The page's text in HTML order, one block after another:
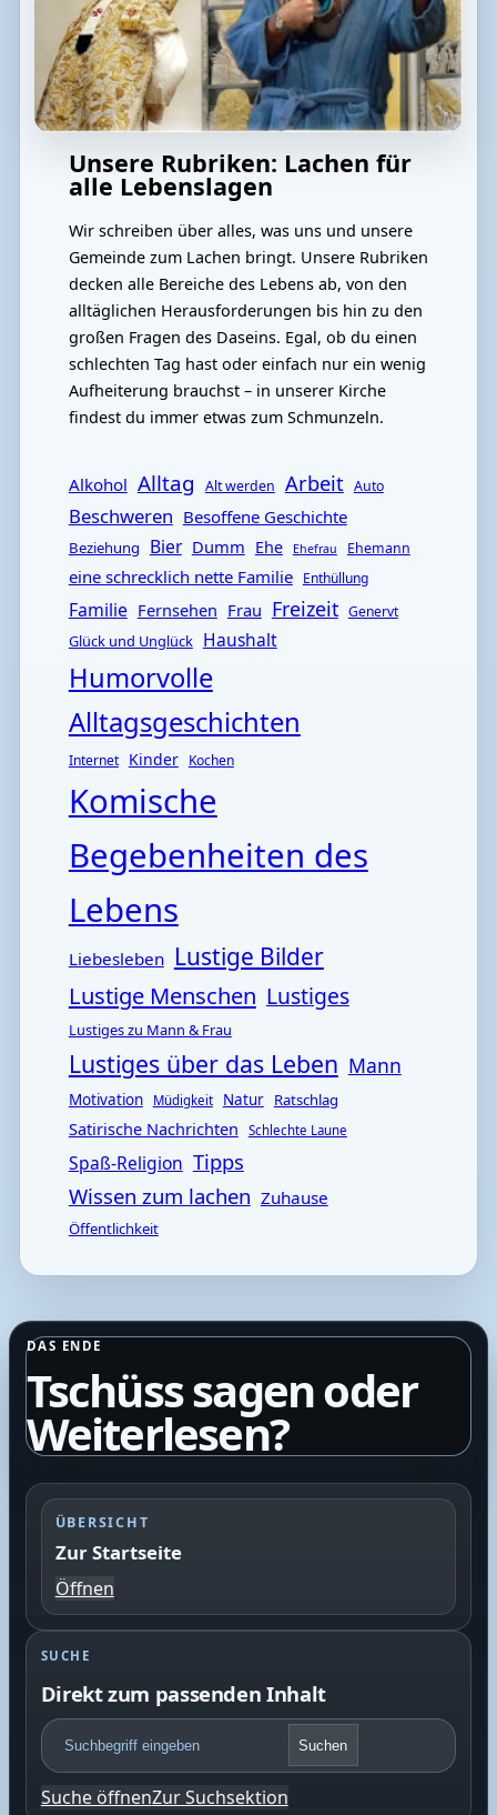
Unsere Rubriken: Lachen für
alle Lebenslagen
Wir schreiben über alles, was uns und unsere
Gemeinde zum Lachen bringt. Unsere Rubriken
decken alle Bereiche des Lebens ab, von den
alltäglichen Herausforderungen bis hin zu den
großen Fragen des Daseins. Egal, ob du einen
schlechten Tag hast oder einfach nur ein wenig
Aufheiterung brauchst – in unserer Kirche
findest du immer etwas zum Schmunzeln.
Alkohol Alltag Alt werden Arbeit Auto
Beschweren Besoffene Geschichte
Beziehung Bier Dumm Ehe Ehefrau Ehemann
eine schrecklich nette Familie Enthüllung
Familie Fernsehen Frau Freizeit Genervt
Glück und Unglück Haushalt
Humorvolle
Alltagsgeschichten
Internet Kinder Kochen
Komische
Begebenheiten des
Lebens
Liebesleben Lustige Bilder
Lustige Menschen Lustiges
Lustiges zu Mann & Frau
Lustiges über das Leben Mann
Motivation Müdigkeit Natur Ratschlag
Satirische Nachrichten Schlechte Laune
Spaß-Religion Tipps
Wissen zum lachen Zuhause
Öffentlichkeit
DAS ENDE
Tschüss sagen oder
Weiterlesen?
ÜBERSICHT
Zur Startseite
Öffnen
SUCHE
Direkt zum passenden Inhalt
F
o
o
t
Suchen
Suche öffnenZur Suchsektion